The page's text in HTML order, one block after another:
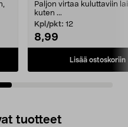
Paljon virtaa kuluttaviin
kuten ...
Kpl/pkt: 12
8,99
Lisää ostoskoriin
tuotteet